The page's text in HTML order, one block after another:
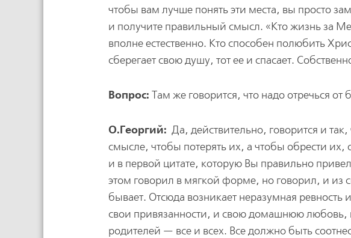
чтобы вам лучше понять эти места, вы просто
и получите правильный смысл. «Кто жизнь за
вполне естественно. Кто способен полюбить
сберегает свою душу, тот ее и спасает.
Вопрос: Там же говорится, что надо отречься
О.Георгий: Да, действительно, говорится и
смысле, чтобы потерять их, а чтобы обрести их,
и в первой цитате, которую Вы правильно
этом говорил в мягкой форме, но говорил, и из
бывает. Отсюда возникает неразумная ревность
свои привязанности, и свою домашнюю
родителей — все и всех. Все должно быть